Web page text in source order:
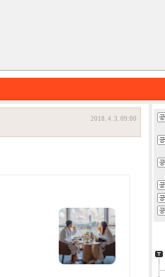
2018. 4. 3. 09:00